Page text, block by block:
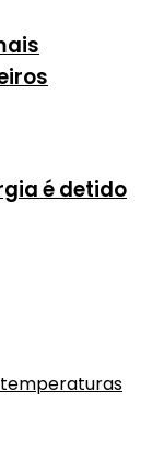
é detido